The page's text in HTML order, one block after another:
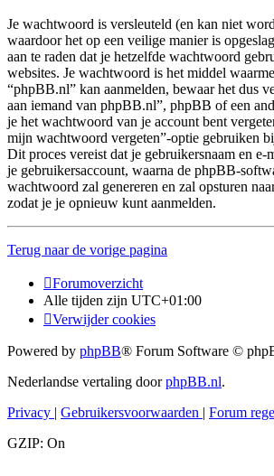
Je wachtwoord is versleuteld (en kan niet
waardoor het op een veilige manier is
aan te raden dat je hetzelfde wachtwoord
websites. Je wachtwoord is het middel
“phpBB.nl” kan aanmelden, bewaar het dus
aan iemand van phpBB.nl”, phpBB of een
je het wachtwoord van je account bent
mijn wachtwoord vergeten”-optie gebruiken
Dit proces vereist dat je gebruikersnaam en e-
je gebruikersaccount, waarna de phpBB-
wachtwoord zal genereren en zal opsturen
zodat je je opnieuw kunt aanmelden.
Terug naar de vorige pagina
Forumoverzicht
Alle tijden zijn UTC+01:00
Verwijder cookies
Powered by phpBB® Forum Software ©
Nederlandse vertaling doorphpBB.nl.
Privacy | Gebruikersvoorwaarden | Forum
GZIP: On